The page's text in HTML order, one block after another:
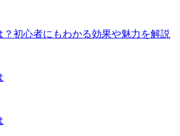
？初心者にもわかる効果や魅力を解説